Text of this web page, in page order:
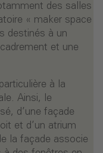
des salles
« maker space
destinés à un
et une
à la
Ainsi, le
d’une façade
et d’un atrium
la façade associe